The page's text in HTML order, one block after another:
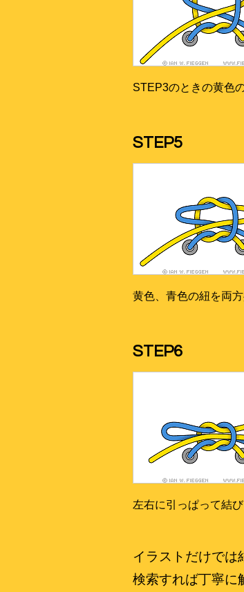
STEP3のときの黄色
STEP5
黄色、青色の紐を両方
STEP6
左右に引っぱって結
イラストだけでは
検索すれば丁寧に